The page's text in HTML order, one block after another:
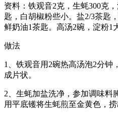
资料：铁观音2克，生蚝300克
匙，白胡椒粉些小。盐2/3茶匙
鲜奶油1茶匙。高汤2碗，淀粉1
做法
1、铁观音用2碗热高汤泡2分钟
成片状。
2、生蚝加盐洗净，参加调味料
用平底镬将生蚝煎至金黄色，捞